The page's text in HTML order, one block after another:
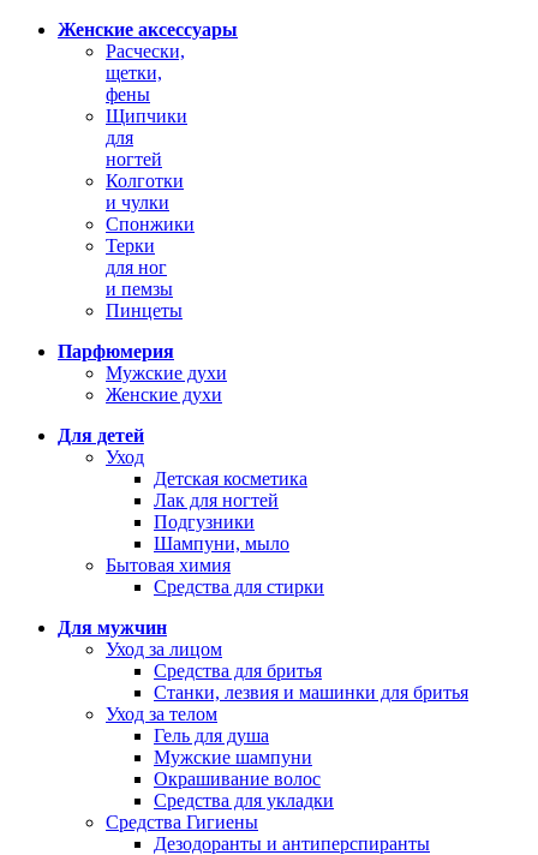
Женские аксессуары
Расчески,
щетки,
фены
Щипчики
для
ногтей
Колготки
и чулки
Спонжики
Терки
для ног
и пемзы
Пинцеты
Парфюмерия
Мужские духи
Женские духи
Для детей
Уход
Детская косметика
Лак для ногтей
Подгузники
Шампуни, мыло
Бытовая химия
Средства для стирки
Для мужчин
Уход за лицом
Средства для бритья
Станки, лезвия и машинки для бритья
Уход за телом
Гель для душа
Мужские шампуни
Окрашивание волос
Средства для укладки
Средства Гигиены
Дезодоранты и антиперспиранты